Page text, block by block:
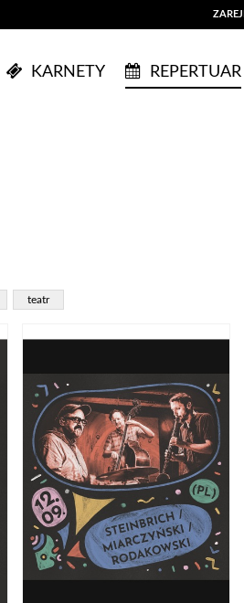
KARNETY REPERTUAR
teatr